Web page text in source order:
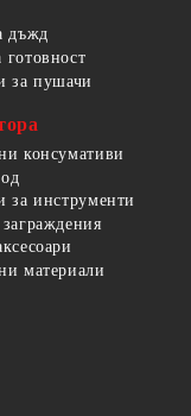
дъжд
за пушачи
консумативи
за инструменти
материали